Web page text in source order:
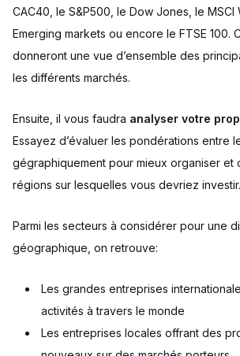
CAC40, le S&P500, le Dow Jones, le MSCI
Emerging markets ou encore le FTSE 100.
donneront une vue d’ensemble des
les différents marchés.
Ensuite, il vous faudra analyser votre
Essayez d’évaluer les pondérations entre
gégraphiquement pour mieux organiser et
régions sur lesquelles vous devriez investir.
Parmi les secteurs à considérer pour une
géographique, on retrouve:
Les grandes entreprises
activités à travers le monde
Les entreprises locales offrant des